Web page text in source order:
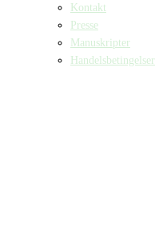
Kontakt
Presse
Manuskripter
Handelsbetingelser